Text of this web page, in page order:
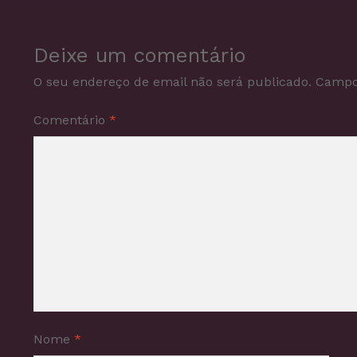
Deixe um comentário
O seu endereço de email não será publicado.
Comentário *
Nome *